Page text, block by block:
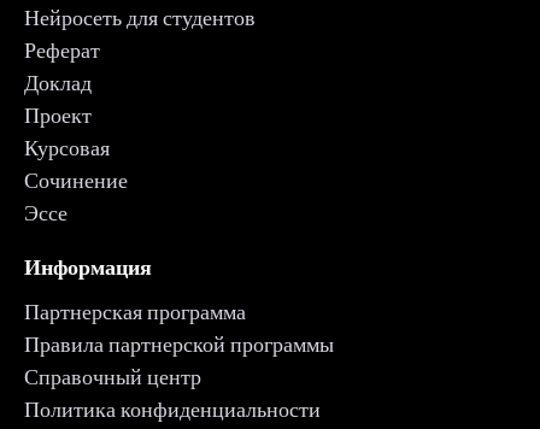
Нейросеть для студентов
Реферат
Доклад
Проект
Курсовая
Сочинение
Эссе
Информация
Партнерская программа
Правила партнерской программы
Справочный центр
Политика конфиденциальности